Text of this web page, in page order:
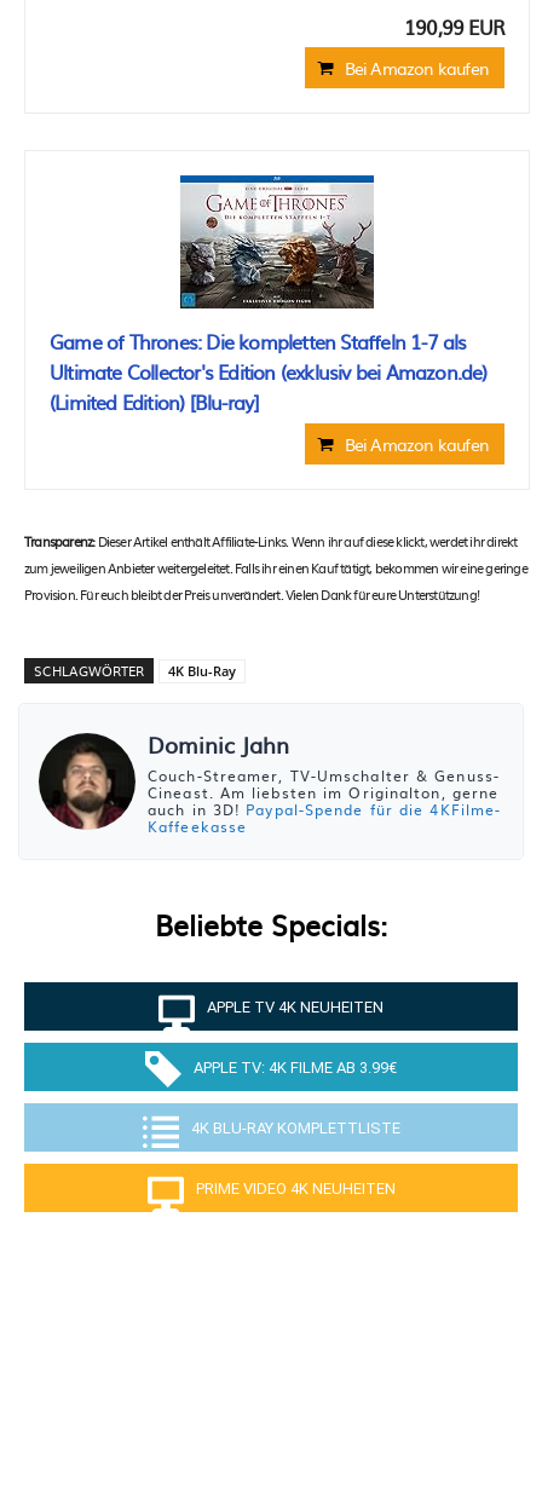
190,99 EUR
Bei Amazon kaufen
Game of Thrones: Die kompletten Staffeln 1-7 als
Ultimate Collector's Edition (exklusiv bei Amazon.de)
(Limited Edition) [Blu-ray]
Bei Amazon kaufen
Transparenz:Dieser Artikel enthält Affiliate-Links. Wenn ihr auf diese klickt, werdet ihr direkt
zum jeweiligen Anbieter weitergeleitet. Falls ihr einen Kauf tätigt, bekommen wir eine geringe
Provision. Für euch bleibt der Preis unverändert. Vielen Dank für eure Unterstützung!
SCHLAGWÖRTER 4K Blu-Ray
Dominic Jahn
Couch-Streamer, TV-Umschalter & Genuss-
Cineast. Am liebsten im Originalton, gerne
auch in 3D! Paypal-Spende für die 4KFilme-
Kaffeekasse
Beliebte Specials:
APPLE TV 4K NEUHEITEN
APPLE TV: 4K FILME AB 3.99€
4K BLU-RAY KOMPLETTLISTE
PRIME VIDEO 4K NEUHEITEN